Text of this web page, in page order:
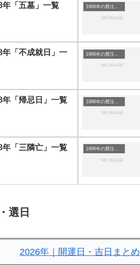
年「五墓」一覧
年「不成就日」一
年「帰忌日」一覧
年「三隣亡」一覧 1996年の暦注｜選日
選日
2026年｜開運日・吉日まとめ